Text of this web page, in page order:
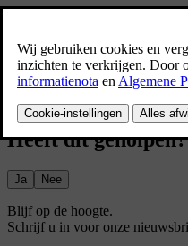
Heeft dit geholpen?
Ja Nee